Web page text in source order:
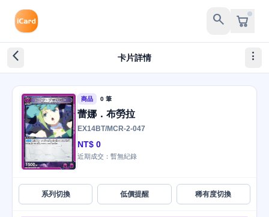
search
arrow_back_ios_new 卡片詳情 more_vert
商品 0 筆
蕾娜．布勞拉
EX14BT/MCR-2-047
NT$ 0
近期成交：暫無紀錄
系列切換 低價提醒 稀有度切換